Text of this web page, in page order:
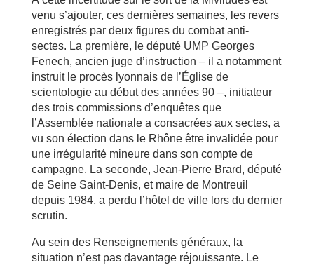
venu s’ajouter, ces dernières semaines, les revers
enregistrés par deux figures du combat anti-
sectes. La première, le député UMP Georges
Fenech, ancien juge d’instruction – il a notamment
instruit le procès lyonnais de l’Église de
scientologie au début des années 90 –, initiateur
des trois commissions d’enquêtes que
l’Assemblée nationale a consacrées aux sectes, a
vu son élection dans le Rhône être invalidée pour
une irrégularité mineure dans son compte de
campagne. La seconde, Jean-Pierre Brard, député
de Seine Saint-Denis, et maire de Montreuil
depuis 1984, a perdu l’hôtel de ville lors du dernier
scrutin.
Au sein des Renseignements généraux, la
situation n’est pas davantage réjouissante. Le